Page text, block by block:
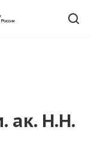
ак. Н.Н.